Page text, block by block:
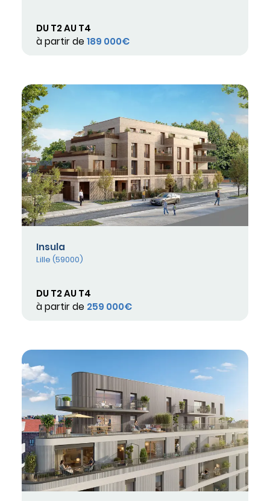
DU T2 AU T4
à partir de 189 000€
Insula
Lille (59000)
DU T2 AU T4
à partir de 259 000€